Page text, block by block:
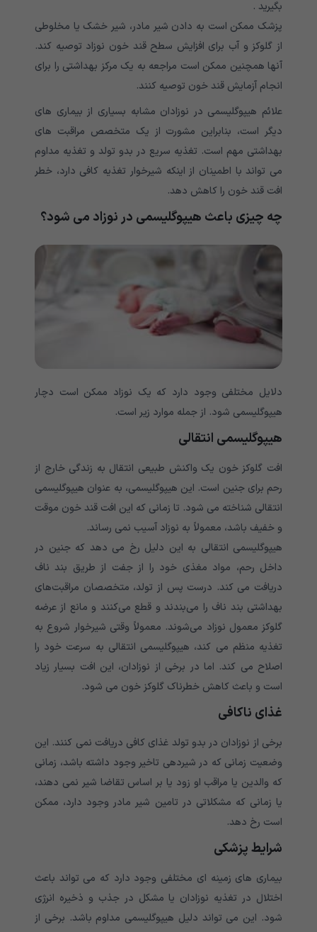
بگیرید .
پزشک ممکن است به دادن شیر مادر، شیر خشک یا مخلوطی
از گلوکز و آب برای افزایش سطح قند خون نوزاد توصیه کند.
آنها همچنین ممکن است مراجعه به یک مرکز بهداشتی را برای
انجام آزمایش قند خون توصیه کنند.
علائم هیپوگلیسمی در نوزادان مشابه بسیاری از بیماری های
دیگر است، بنابراین مشورت از یک متخصص مراقبت های
بهداشتی مهم است. تغذیه سریع در بدو تولد و تغذیه مداوم
می تواند با اطمینان از اینکه شیرخوار تغذیه کافی دارد، خطر
افت قند خون را کاهش دهد.
چه چیزی باعث هیپوگلیسمی در نوزاد می شود؟
دلایل مختلفی وجود دارد که یک نوزاد ممکن است دچار
هیپوگلیسمی شود. از جمله موارد زیر است.
هیپوگلیسمی انتقالی
افت گلوکز خون یک واکنش طبیعی انتقال به زندگی خارج از
رحم برای جنین است. این هیپوگلیسمی، به عنوان هیپوگلیسمی
انتقالی شناخته می شود. تا زمانی که این افت قند خون موقت
و خفیف باشد، معمولاً به نوزاد آسیب نمی رساند.
هیپوگلیسمی انتقالی به این دلیل رخ می دهد که جنین در
داخل رحم، مواد مغذی خود را از جفت از طریق بند ناف
دریافت می کند. درست پس از تولد، متخصصان مراقبت‌های
بهداشتی بند ناف را می‌بندند و قطع می‌کنند و مانع از عرضه
گلوکز معمول نوزاد می‌شوند. معمولاً وقتی شیرخوار شروع به
تغذیه منظم می کند، هیپوگلیسمی انتقالی به سرعت خود را
اصلاح می کند. اما در برخی از نوزادان، این افت بسیار زیاد
است و باعث کاهش خطرناک گلوکز خون می شود.
غذای ناکافی
برخی از نوزادان در بدو تولد غذای کافی دریافت نمی کنند. این
وضعیت زمانی که در شیردهی تاخیر وجود داشته باشد، زمانی
که والدین یا مراقب او زود یا بر اساس تقاضا شیر نمی دهند،
یا زمانی که مشکلاتی در تامین شیر مادر وجود دارد، ممکن
است رخ دهد.
شرایط پزشکی
بیماری های زمینه ای مختلفی وجود دارد که می تواند باعث
اختلال در تغذیه نوزادان یا مشکل در جذب و ذخیره انرژی
شود. این می تواند دلیل هیپوگلیسمی مداوم باشد. برخی از